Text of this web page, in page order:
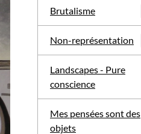
Brutalisme
Non-représentation
Landscapes - Pure
conscience
Mes pensées sont des
objets